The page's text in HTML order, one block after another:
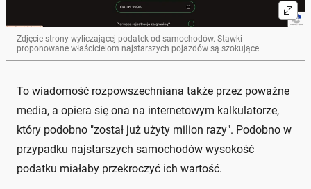
Zdjęcie strony wyliczającej podatek od samochodów. Stawki
proponowane właścicielom najstarszych pojazdów są szokujące
To wiadomość rozpowszechniana także przez poważne
media, a opiera się ona na internetowym kalkulatorze,
który podobno "został już użyty milion razy". Podobno w
przypadku najstarszych samochodów wysokość
podatku miałaby przekroczyć ich wartość.